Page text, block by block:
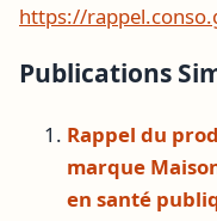
https://
Publications
Rappel du
marque
en santé